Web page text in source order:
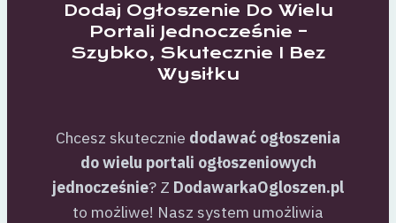
Dodaj Ogłoszenie Do Wielu
Portali Jednocześnie –
Szybko, Skutecznie I Bez
Wysiłku
Chcesz skutecznie dodawać ogłoszenia
do wielu portali ogłoszeniowych
jednocześnie? Z DodawarkaOgloszen.pl
to możliwe! Nasz system umożliwia